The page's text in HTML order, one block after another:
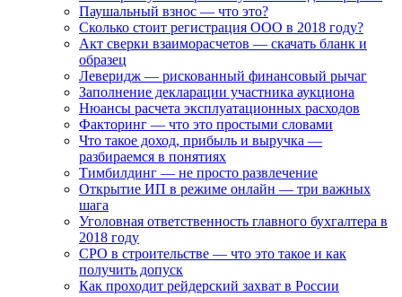
Паушальный взнос — что это?
Сколько стоит регистрация ООО в 2018 году?
Акт сверки взаиморасчетов — скачать бланк и
образец
Леверидж — рискованный финансовый рычаг
Заполнение декларации участника аукциона
Нюансы расчета эксплуатационных расходов
Факторинг — что это простыми словами
Что такое доход, прибыль и выручка —
разбираемся в понятиях
Тимбилдинг — не просто развлечение
Открытие ИП в режиме онлайн — три важных
шага
Уголовная ответственность главного бухгалтера в
2018 году
СРО в строительстве — что это такое и как
получить допуск
Как проходит рейдерский захват в России